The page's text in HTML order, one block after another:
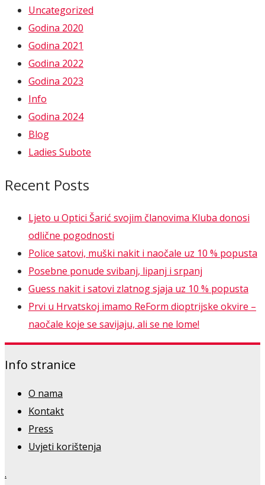
Uncategorized
Godina 2020
Godina 2021
Godina 2022
Godina 2023
Info
Godina 2024
Blog
Ladies Subote
Recent Posts
Ljeto u Optici Šarić svojim članovima Kluba donosi
odlične pogodnosti
Police satovi, muški nakit i naočale uz 10 % popusta
Posebne ponude svibanj, lipanj i srpanj
Guess nakit i satovi zlatnog sjaja uz 10 % popusta
Prvi u Hrvatskoj imamo ReForm dioptrijske okvire –
naočale koje se savijaju, ali se ne lome!
Info stranice
O nama
Kontakt
Press
Uvjeti korištenja
.